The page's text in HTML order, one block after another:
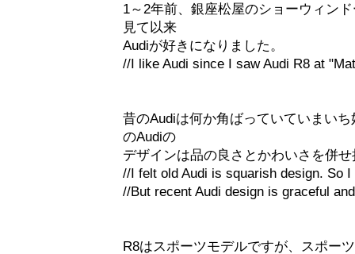
1～2年前、銀座松屋のショーウィン
見て以来
Audiが好きになりました。
//I like Audi since I saw Audi R8 at
昔のAudiは何か角ばっていていまい
のAudiの
デザインは品の良さとかわいさを併
//I felt old Audi is squarish design. So
//But recent Audi design is graceful
R8はスポーツモデルですが、スポー